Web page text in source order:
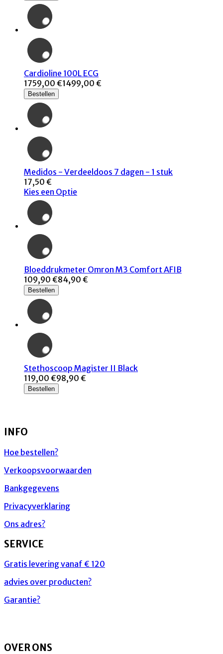
Cardioline 100L ECG
1759,00 €1499,00 €
Bestellen
Medidos - Verdeeldoos 7 dagen - 1 stuk
17,50 €
Kies een Optie
Bloeddrukmeter Omron M3 Comfort AFIB
109,90 €84,90 €
Bestellen
Stethoscoop Magister II Black
119,00 €98,90 €
Bestellen
INFO
Hoe bestellen?
Verkoopsvoorwaarden
Bankgegevens
Privacyverklaring
Ons adres?
SERVICE
Gratis levering vanaf € 120
advies over producten?
Garantie?
OVER ONS